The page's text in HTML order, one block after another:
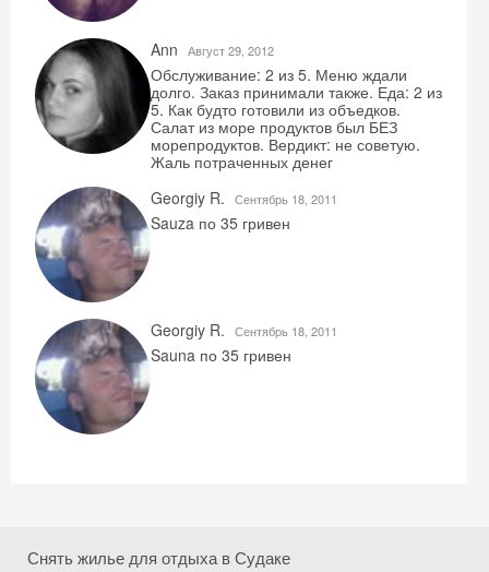
Ann Август 29, 2012
Обслуживание: 2 из 5. Меню ждали
долго. Заказ принимали также. Еда: 2 из
5. Как будто готовили из объедков.
Салат из море продуктов был БЕЗ
морепродуктов. Вердикт: не советую.
Жаль потраченных денег
Georgiy R.
Сентябрь 18, 2011
Sauza по 35 гривен
Georgiy R. Сентябрь 18, 2011
Sauna по 35 гривен
Снять жилье для отдыха в Судаке